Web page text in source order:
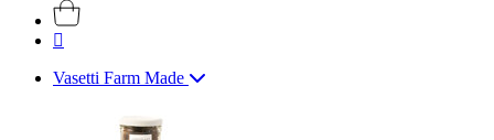
Vasetti Farm Made